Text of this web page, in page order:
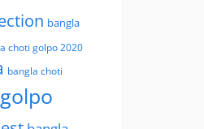
bangla
choti golpo 2020
bangla choti